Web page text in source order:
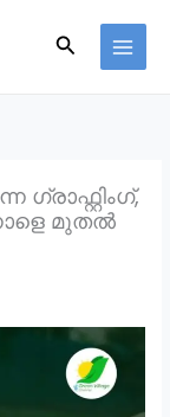
Search
ഗ്രാഫ്റ്റിംഗ്,
മുതൽ